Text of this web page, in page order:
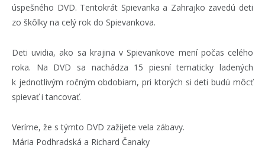
úspešného DVD. Tentokrát Spievanka a Zahrajko zavedú deti
zo škôlky na celý rok do Spievankova.
Deti uvidia, ako sa krajina v Spievankove mení počas celého
roka. Na DVD sa nachádza 15 piesní tematicky ladených
k jednotlivým ročným obdobiam, pri ktorých si deti budú môcť
spievať i tancovať.
Veríme, že s týmto DVD zažijete vela zábavy.
Mária Podhradská a Richard Čanaky